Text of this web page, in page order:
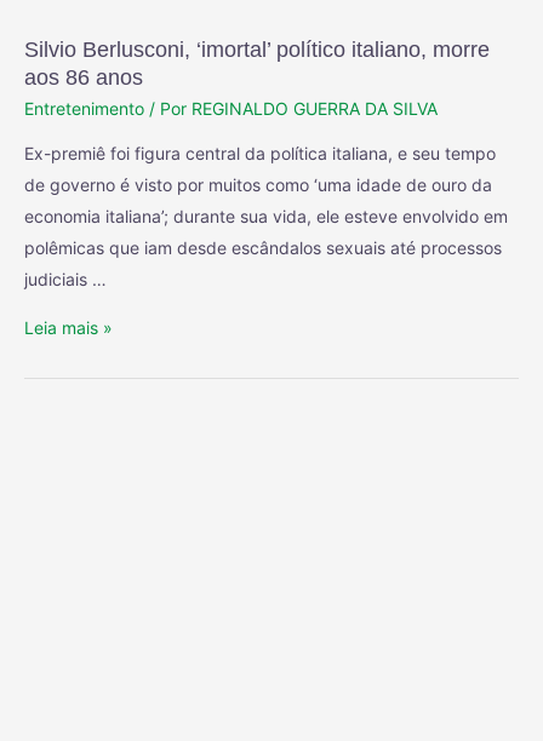
Silvio Berlusconi, ‘imortal’ político italiano, morre
aos 86 anos
Entretenimento / Por REGINALDO GUERRA DA SILVA
Ex-premiê foi figura central da política italiana, e seu tempo
de governo é visto por muitos como ‘uma idade de ouro da
economia italiana’; durante sua vida, ele esteve envolvido em
polêmicas que iam desde escândalos sexuais até processos
judiciais …
Leia mais »